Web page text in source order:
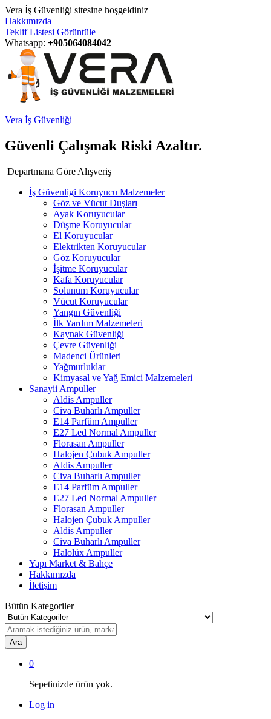
Vera İş Güvenliği sitesine hoşgeldiniz
Hakkımızda
Teklif Listesi Görüntüle
Whatsapp: +905064084042
Vera İş Güvenliği
Güvenli Çalışmak Riski Azaltır.
Departmana Göre Alışveriş
İş Güvenligi Koruyucu Malzemeler
Göz ve Vücut Duşları
Ayak Koruyucular
Düşme Koruyucular
El Koruyucular
Elektrikten Koruyucular
Göz Koruyucular
İşitme Koruyucular
Kafa Koruyucular
Solunum Koruyucular
Vücut Koruyucular
Yangın Güvenliği
İlk Yardım Malzemeleri
Kaynak Güvenliği
Çevre Güvenliği
Madenci Ürünleri
Yağmurluklar
Kimyasal ve Yağ Emici Malzemeleri
Sanayii Ampuller
Aldis Ampuller
Civa Buharlı Ampuller
E14 Parfüm Ampuller
E27 Led Normal Ampuller
Florasan Ampuller
Halojen Çubuk Ampuller
Aldis Ampuller
Civa Buharlı Ampuller
E14 Parfüm Ampuller
E27 Led Normal Ampuller
Florasan Ampuller
Halojen Çubuk Ampuller
Aldis Ampuller
Civa Buharlı Ampuller
Halolüx Ampuller
Yapı Market & Bahçe
Hakkımızda
İletişim
Bütün Kategoriler
Ara
0
Sepetinizde ürün yok.
Log in